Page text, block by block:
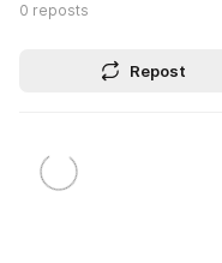
0 reposts
Repost